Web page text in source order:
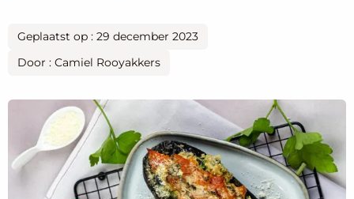
Geplaatst op : 29 december 2023
Door : Camiel Rooyakkers